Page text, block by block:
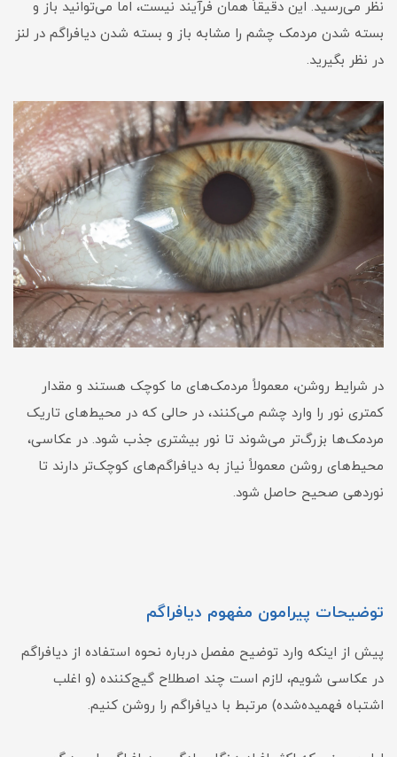
نظر می‌رسید. این دقیقاً همان فرآیند نیست، اما می‌توانید باز و
بسته شدن مردمک چشم را مشابه باز و بسته شدن دیافراگم در لنز
در نظر بگیرید.
در شرایط روشن، معمولاً مردمک‌های ما کوچک هستند و مقدار
کمتری نور را وارد چشم می‌کنند، در حالی که در محیط‌های تاریک
مردمک‌ها بزرگ‌تر می‌شوند تا نور بیشتری جذب شود. در عکاسی،
محیط‌های روشن معمولاً نیاز به دیافراگم‌های کوچک‌تر دارند تا
نوردهی صحیح حاصل شود.
توضیحات پیرامون مفهوم دیافراگم
پیش از اینکه وارد توضیح مفصل درباره نحوه استفاده از دیافراگم
در عکاسی شویم، لازم است چند اصطلاح گیج‌کننده (و اغلب
اشتباه فهمیده‌شده) مرتبط با دیافراگم را روشن کنیم.